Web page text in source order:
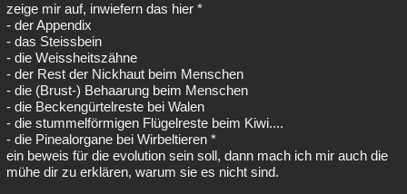
zeige mir auf, inwiefern das hier *
- der Appendix
- das Steissbein
- die Weissheitszähne
- der Rest der Nickhaut beim Menschen
- die (Brust-) Behaarung beim Menschen
- die Beckengürtelreste bei Walen
- die stummelförmigen Flügelreste beim Kiwi....
- die Pinealorgane bei Wirbeltieren *
ein beweis für die evolution sein soll, dann mach ich mir auch die
mühe dir zu erklären, warum sie es nicht sind.